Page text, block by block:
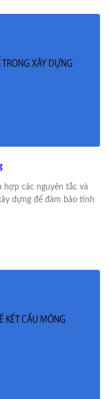
hợp các nguyên tắc và
dựng để đảm bảo tính